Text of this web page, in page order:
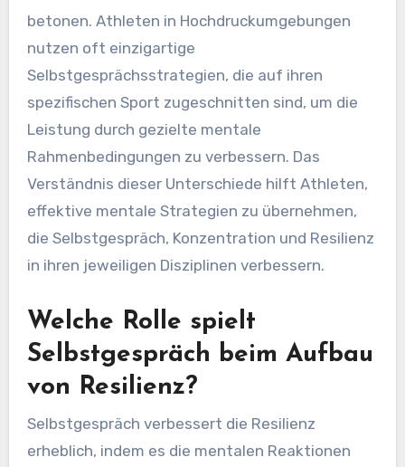
betonen. Athleten in Hochdruckumgebungen
nutzen oft einzigartige
Selbstgesprächsstrategien, die auf ihren
spezifischen Sport zugeschnitten sind, um die
Leistung durch gezielte mentale
Rahmenbedingungen zu verbessern. Das
Verständnis dieser Unterschiede hilft Athleten,
effektive mentale Strategien zu übernehmen,
die Selbstgespräch, Konzentration und Resilienz
in ihren jeweiligen Disziplinen verbessern.
Welche Rolle spielt
Selbstgespräch beim Aufbau
von Resilienz?
Selbstgespräch verbessert die Resilienz
erheblich, indem es die mentalen Reaktionen